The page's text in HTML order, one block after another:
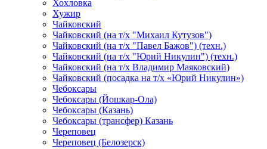
Хохловка
Хужир
Чайковский
Чайковский (на т/х "Михаил Кутузов")
Чайковский (на т/х "Павел Бажов") (техн.)
Чайковский (на т/х "Юрий Никулин") (техн.)
Чайковский (на т/х Владимир Маяковский)
Чайковский (посадка на т/х «Юрий Никулин»)
Чебоксары
Чебоксары (Йошкар-Ола)
Чебоксары (Казань)
Чебоксары (трансфер) Казань
Череповец
Череповец (Белозерск)